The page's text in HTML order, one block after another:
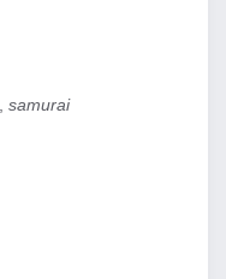
samurai